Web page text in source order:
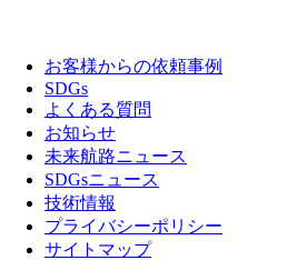
お客様からの依頼事例
SDGs
よくある質問
お知らせ
未来航路ニュース
SDGsニュース
技術情報
プライバシーポリシー
サイトマップ